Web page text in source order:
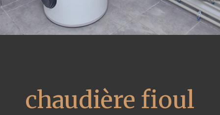
chaudière fioul